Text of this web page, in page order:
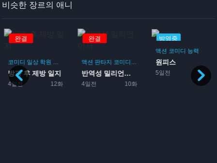
비슷한 장르의 애니
완결
코미디 일상 학원 드라마 부활동
방과 후 제방 일지
4일전 12화
완결
액션 판타지 코미디 모험
반역성 밀리언아서
4일전 10화
방영중
액션 코미디 능력
원피스
5일전